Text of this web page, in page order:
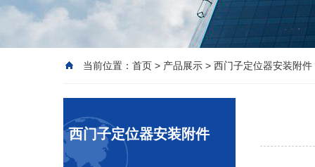
当前位置： 首页 > 产品展示 > 西门子定位器安装附件
西门子定位器安装附件